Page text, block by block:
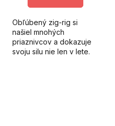
Obľúbený zig-rig si
našiel mnohých
priaznivcov a dokazuje
svoju silu nie len v lete.